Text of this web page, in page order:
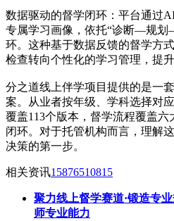
数据驱动的督学闭环：平台通过
专属学习画像，依托“诊断—规
环。这种基于数据反馈的督学方
检查转向个性化的学习管理，提
分之道线上伴学项目提供的是一
案。从业者按年级、学科选择对
覆盖113个版本，督学流程覆盖
闭环。对于托管机构而言，理解
决策的第一步。
相关资讯15876510815
聚力线上督学赛道·锻造专
师专业能力